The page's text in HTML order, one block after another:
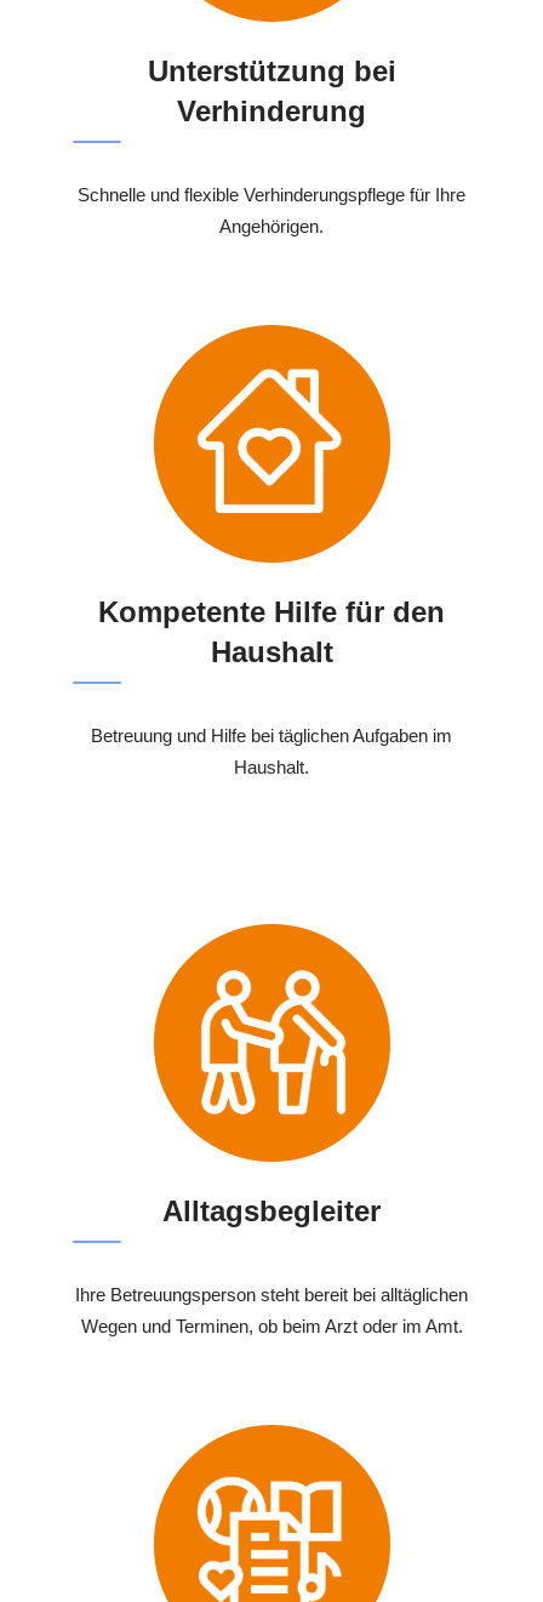
Unterstützung bei
Verhinderung
Schnelle und flexible Verhinderungspflege für Ihre
Angehörigen.
Kompetente Hilfe für den
Haushalt
Betreuung und Hilfe bei täglichen Aufgaben im
Haushalt.
Alltagsbegleiter
Ihre Betreuungsperson steht bereit bei alltäglichen
Wegen und Terminen, ob beim Arzt oder im Amt.